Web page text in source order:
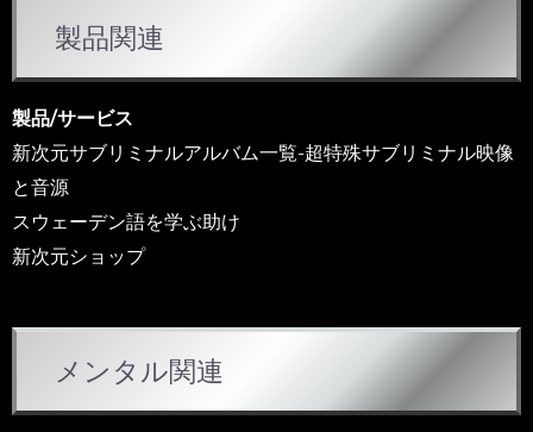
製品関連
製品/サービス
新次元サブリミナルアルバム一覧-超特殊サブリミナル映像
と音源
スウェーデン語を学ぶ助け
新次元ショップ
メンタル関連
ゴ
リ
ー